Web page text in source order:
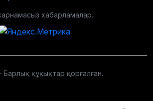
жарнамасыз хабарламалар.
құқықтар қорғалған.